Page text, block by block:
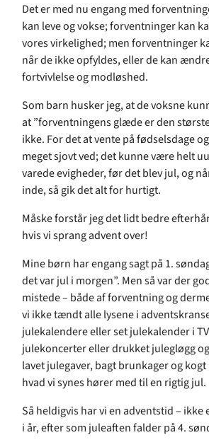
Det er med nu engang med
kan leve og vokse; forventninger kan
vores virkelighed; men forventninger
når de ikke opfyldes, eller de kan
fortvivlelse og modløshed.
Som barn husker jeg, at de voksne
at ”forventningens glæde er den
ikke. For det at vente på fødselsdage
meget sjovt ved; det kunne være helt
varede evigheder, før det blev jul, og
inde, så gik det alt for hurtigt.
Måske forstår jeg det lidt bedre
hvis vi sprang advent over!
Mine børn har engang sagt på 1.
det var jul i morgen”. Men så var der
mistede – både af forventning og
vi ikke tændt alle lysene i
julekalendere eller set julekalender i
julekon­certer eller drukket julegløgg
lavet julegaver, bagt brunkager og
hvad vi synes hører med til en rigtig jul.
Så heldigvis har vi en adventstid –
i år, efter som juleaften falder på 4.